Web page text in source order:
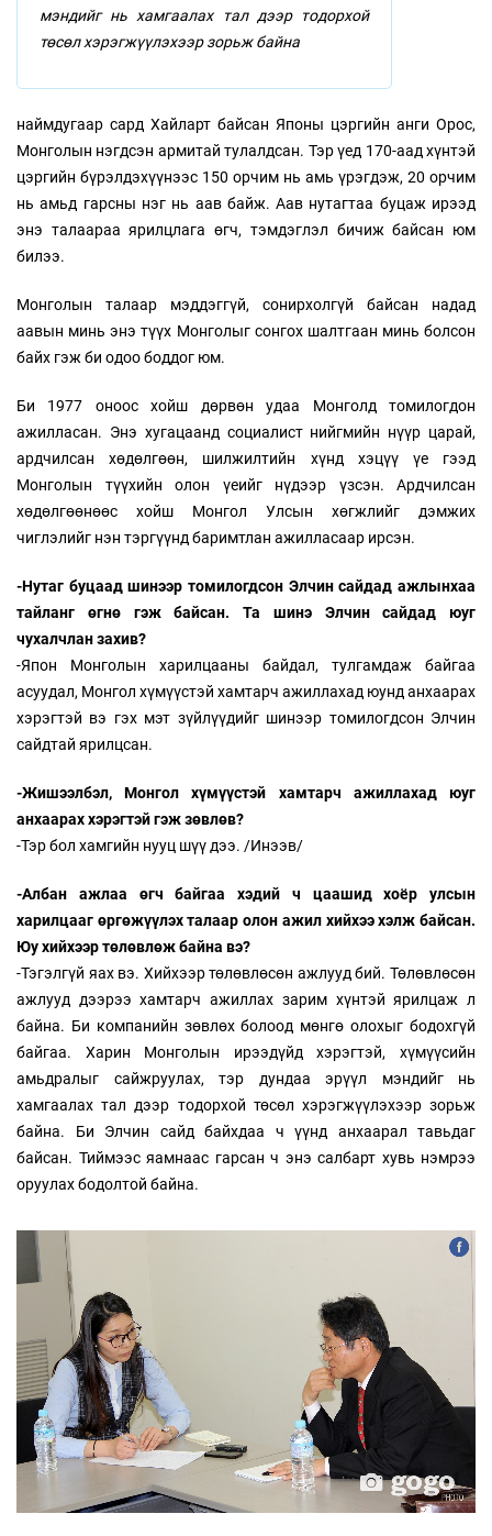
мэндийг нь хамгаалах тал дээр тодорхой
төсөл хэрэгжүүлэхээр зорьж байна
наймдугаар сард Хайларт байсан Японы цэргийн анги Орос,
Монголын нэгдсэн армитай тулалдсан. Тэр үед 170-аад хүнтэй
цэргийн бүрэлдэхүүнээс 150 орчим нь амь үрэгдэж, 20 орчим
нь амьд гарсны нэг нь аав байж. Аав нутагтаа буцаж ирээд
энэ талаараа ярилцлага өгч, тэмдэглэл бичиж байсан юм
билээ.
Монголын талаар мэддэггүй, сонирхолгүй байсан надад
аавын минь энэ түүх Монголыг сонгох шалтгаан минь болсон
байх гэж би одоо боддог юм.
Би 1977 оноос хойш дөрвөн удаа Монголд томилогдон
ажилласан. Энэ хугацаанд социалист нийгмийн нүүр царай,
ардчилсан хөдөлгөөн, шилжилтийн хүнд хэцүү үе гээд
Монголын түүхийн олон үеийг нүдээр үзсэн. Ардчилсан
хөдөлгөөнөөс хойш Монгол Улсын хөгжлийг дэмжих
чиглэлийг нэн тэргүүнд баримтлан ажилласаар ирсэн.
-Нутаг буцаад шинээр томилогдсон Элчин сайдад ажлынхаа
тайланг өгнө гэж байсан. Та шинэ Элчин сайдад юуг
чухалчлан захив?
-Япон Монголын харилцааны байдал, тулгамдаж байгаа
асуудал, Монгол хүмүүстэй хамтарч ажиллахад юунд анхаарах
хэрэгтэй вэ гэх мэт зүйлүүдийг шинээр томилогдсон Элчин
сайдтай ярилцсан.
-Жишээлбэл, Монгол хүмүүстэй хамтарч ажиллахад юуг
анхаарах хэрэгтэй гэж зөвлөв?
-Тэр бол хамгийн нууц шүү дээ. /Инээв/
-Албан ажлаа өгч байгаа хэдий ч цаашид хоёр улсын
харилцааг өргөжүүлэх талаар олон ажил хийхээ хэлж байсан.
Юу хийхээр төлөвлөж байна вэ?
-Тэгэлгүй яах вэ. Хийхээр төлөвлөсөн ажлууд бий. Төлөвлөсөн
ажлууд дээрээ хамтарч ажиллах зарим хүнтэй ярилцаж л
байна. Би компанийн зөвлөх болоод мөнгө олохыг бодохгүй
байгаа. Харин Монголын ирээдүйд хэрэгтэй, хүмүүсийн
амьдралыг сайжруулах, тэр дундаа эрүүл мэндийг нь
хамгаалах тал дээр тодорхой төсөл хэрэгжүүлэхээр зорьж
байна. Би Элчин сайд байхдаа ч үүнд анхаарал тавьдаг
байсан. Тиймээс яамнаас гарсан ч энэ салбарт хувь нэмрээ
оруулах бодолтой байна.